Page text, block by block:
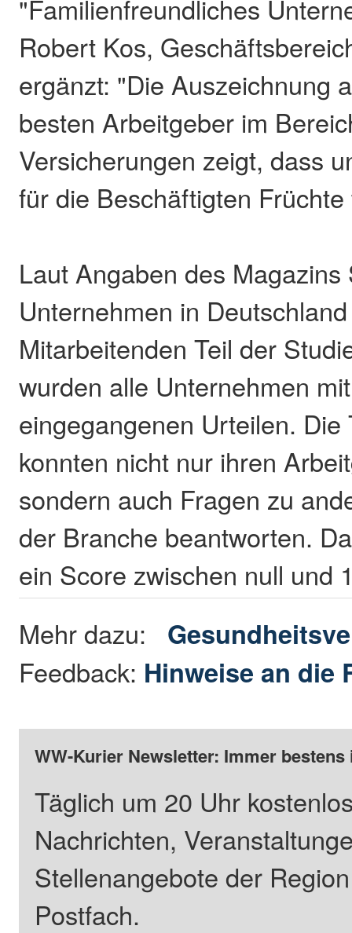
"Familienfreundliches
Robert Kos,
ergänzt: "Die Auszeichnung
besten Arbeitgeber im
Versicherungen zeigt, dass
für die Beschäftigten
Laut Angaben des
Unternehmen in
Mitarbeitenden Teil der
wurden alle Unternehmen
eingegangenen Urteilen. Die
konnten nicht nur ihren
sondern auch Fragen zu
der Branche beantworten.
ein Score zwischen null und
Mehr dazu:
Feedback: Hinweise an die
WW-Kurier Newsletter: Immer
Täglich um 20 Uhr
Nachrichten,
Stellenangebote der
Postfach.